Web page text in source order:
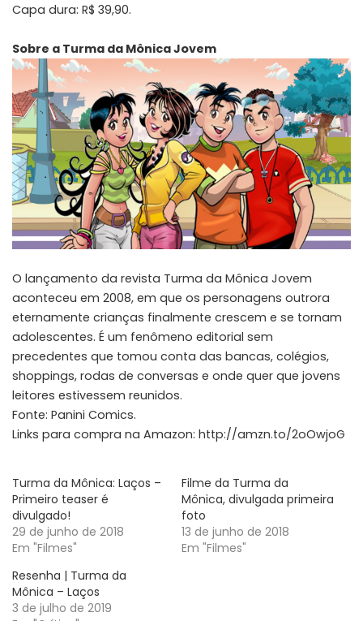
Capa dura: R$ 39,90.
Sobre a Turma da Mônica Jovem
O lançamento da revista Turma da Mônica Jovem
aconteceu em 2008, em que os personagens outrora
eternamente crianças finalmente crescem e se tornam
adolescentes. É um fenômeno editorial sem
precedentes que tomou conta das bancas, colégios,
shoppings, rodas de conversas e onde quer que jovens
leitores estivessem reunidos.
Fonte: Panini Comics.
Links para compra na Amazon: http://amzn.to/2oOwjoG
Turma da Mônica: Laços –
Primeiro teaser é
divulgado!
29 de junho de 2018
Em "Filmes"
Filme da Turma da
Mônica, divulgada primeira
foto
13 de junho de 2018
Em "Filmes"
Resenha | Turma da
Mônica – Laços
3 de julho de 2019